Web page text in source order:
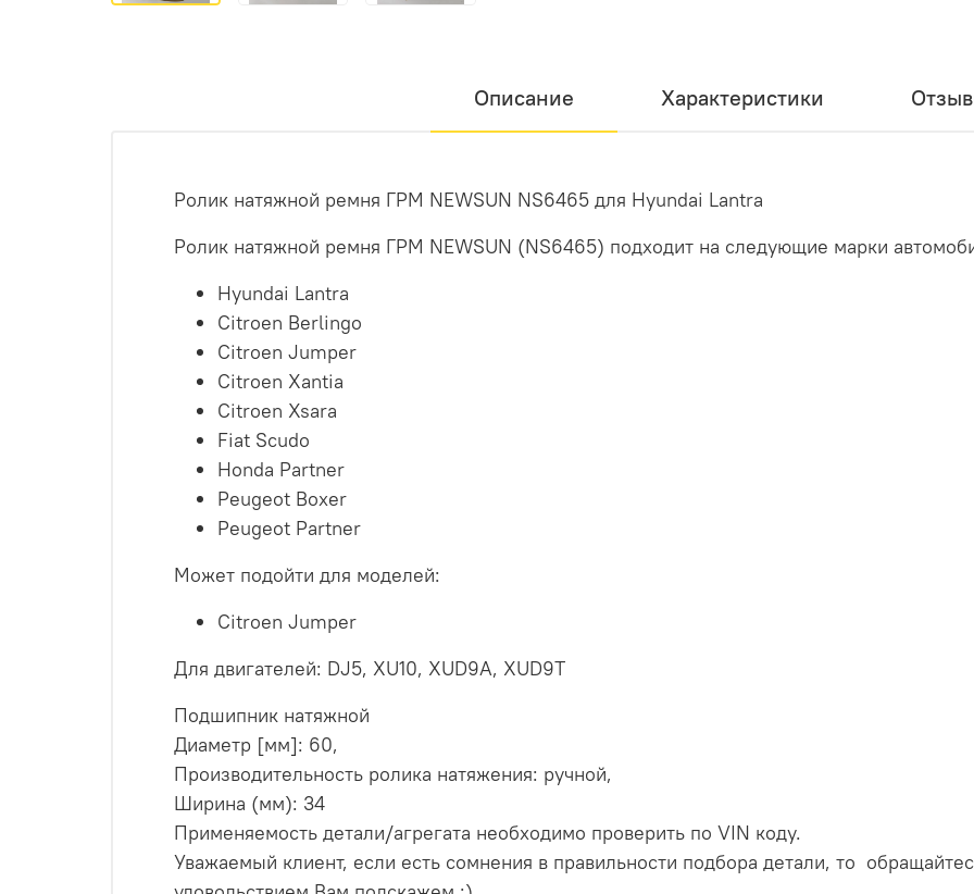
Описание Характеристики
Ролик натяжной ремня ГРМ NEWSUN NS6465 для Hyundai Lantra
Ролик натяжной ремня ГРМ NEWSUN (NS6465) подходит на следующие марки
Hyundai Lantra
Citroen Berlingo
Citroen Jumper
Citroen Xantia
Citroen Xsara
Fiat Scudo
Honda Partner
Peugeot Boxer
Peugeot Partner
Может подойти для моделей:
Citroen Jumper
Для двигателей: DJ5, XU10, XUD9A, XUD9T
Подшипник натяжной
Диаметр [мм]: 60,
Производительность ролика натяжения: ручной,
Ширина (мм): 34
Применяемость детали/агрегата необходимо проверить по VIN коду.
Уважаемый клиент, если есть сомнения в правильности подбора детали, то